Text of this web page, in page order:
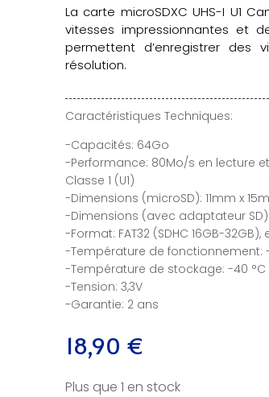
La carte microSDXC UHS-I U1
vitesses impressionnantes et
permettent d’enregistrer des
résolution.
Caractéristiques Techniques:
-Capacités: 64Go
-Performance: 80Mo/s en lecture
Classe 1 (U1)
-Dimensions (microSD): 11mm x
-Dimensions (avec adaptateur SD)
-Format: FAT32 (SDHC 16GB-32GB),
-Température de fonctionnement:
-Température de stockage: -40 °C
-Tension: 3,3V
-Garantie: 2 ans
18,90 €
Plus que 1 en stock